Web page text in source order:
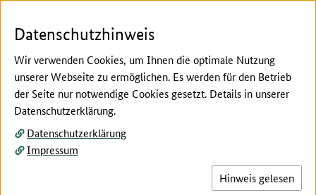
Hier beginnt der Hauptinhalt dieser Seite
Außerfamiliäre Hofübergabe:
Datenschutzhinweis
Wir verwenden Cookies, um Ihnen die optimale Nutzung
unserer Webseite zu ermöglichen. Es werden für den Betrieb
der Seite nur notwendige Cookies gesetzt. Details in unserer
Datenschutzerklärung.
Datenschutzerklärung
Impressum
Hinweis gelesen